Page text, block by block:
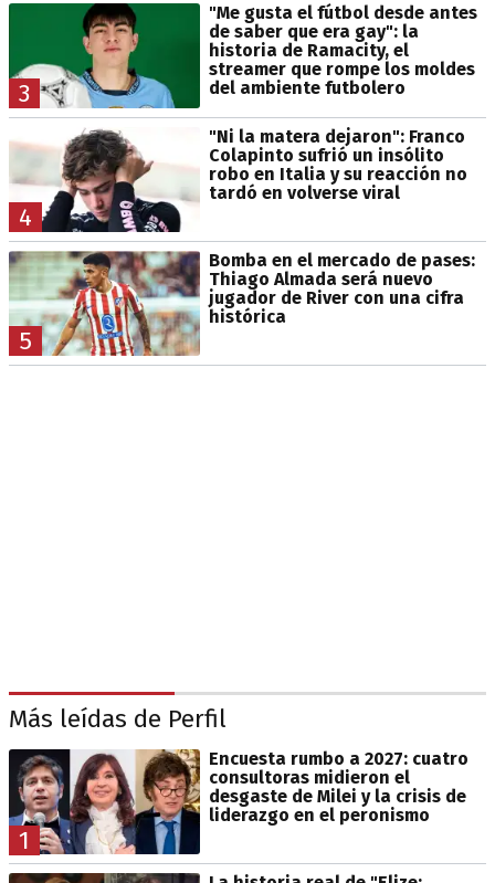
3
"Me gusta el fútbol desde antes
de saber que era gay": la
historia de Ramacity, el
streamer que rompe los moldes
del ambiente futbolero
4
"Ni la matera dejaron": Franco
Colapinto sufrió un insólito
robo en Italia y su reacción no
tardó en volverse viral
5
Bomba en el mercado de pases:
Thiago Almada será nuevo
jugador de River con una cifra
histórica
Más leídas de Perfil
1
Encuesta rumbo a 2027: cuatro
consultoras midieron el
desgaste de Milei y la crisis de
liderazgo en el peronismo